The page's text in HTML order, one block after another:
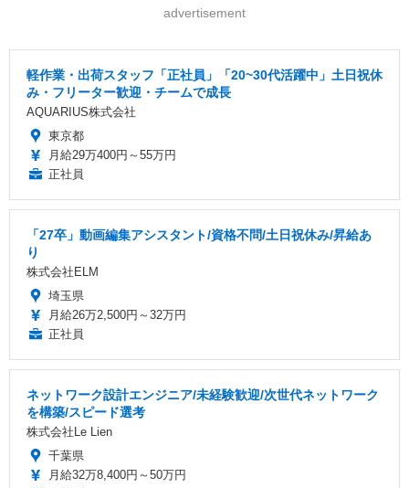
advertisement
軽作業・出荷スタッフ「正社員」「20~30代活躍中」土日祝休
み・フリーター歓迎・チームで成長
AQUARIUS株式会社
東京都
月給29万400円～55万円
正社員
「27卒」動画編集アシスタント/資格不問/土日祝休み/昇給あ
り
株式会社ELM
埼玉県
月給26万2,500円～32万円
正社員
ネットワーク設計エンジニア/未経験歓迎/次世代ネットワーク
を構築/スピード選考
株式会社Le Lien
千葉県
月給32万8,400円～50万円